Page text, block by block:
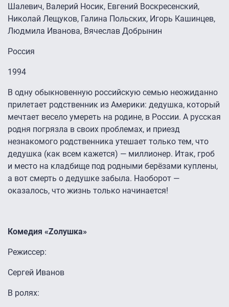
Шалевич, Валерий Носик, Евгений Воскресенский,
Николай Лещуков, Галина Польских, Игорь Кашинцев,
Людмила Иванова, Вячеслав Добрынин
Россия
1994
В одну обыкновенную российскую семью неожиданно
прилетает родственник из Америки: дедушка, который
мечтает весело умереть на родине, в России. А русская
родня погрязла в своих проблемах, и приезд
незнакомого родственника утешает только тем, что
дедушка (как всем кажется) — миллионер. Итак, гроб
и место на кладбище под родными берёзами куплены,
а вот смерть о дедушке забыла. Наоборот —
оказалось, что жизнь только начинается!
Комедия «Zолушка»
Режиссер:
Сергей Иванов
В ролях: